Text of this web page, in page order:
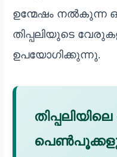
ഉന്മേഷം
തിപ്പലിയുടെ
ഉപയോഗിക്കുന്നു.
പെൺപൂക്കളും